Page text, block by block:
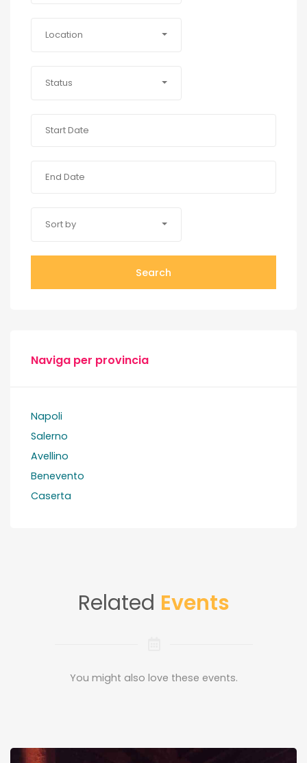
Location
Status
Sort by
Search
Naviga per provincia
Napoli
Salerno
Avellino
Benevento
Caserta
Related Events
You might also love these events.